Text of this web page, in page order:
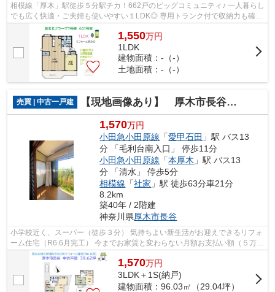
相模線「厚木」駅徒歩５分駅チカ！662戸のビッグコミュニティ♪ 一人暮らし
でも広く快適・ご夫婦も使いやすい１LDK◎ 専用トランク付で収納力も確保
し、リフォーム済みの為新生活をすぐ...
1,550万円
1LDK
建物面積：-（-）
土地面積：-（-）
売買 | 中古一戸建 【現地画像あり】 厚木市長谷 中古戸建 39.62坪
1,570万円
小田急小田原線 「愛甲石田 」駅 バス13
分 「毛利台南入口」 停歩11分
小田急小田原線 「本厚木 」駅 バス13
分 「清水」 停歩5分
相模線 「社家 」駅 徒歩63分車21分
8.2km
築40年 / 2階建
神奈川県厚木市長谷
小学校近く、スーパー（徒歩３分） 気持ちよい新生活がお迎えできるリフォ
ーム住宅（R6.6月完工） 今までお家賃と変わらない月額お支払い額（５万円
台）で、一生に一度のマイホームを...
1,570万円
3LDK＋1S(納戸)
建物面積：96.03㎡（29.04坪）